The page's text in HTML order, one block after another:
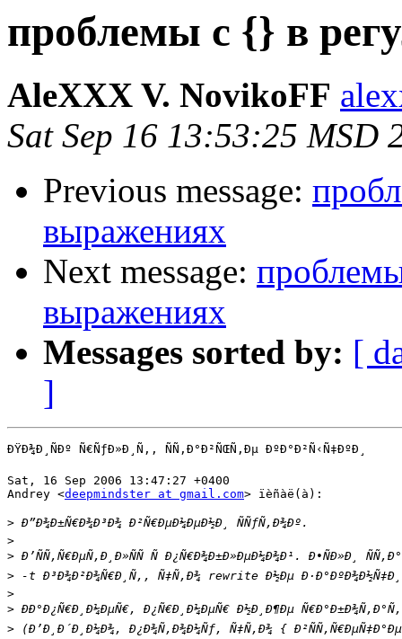
проблемы с {} в
AleXXX V. NovikoFF
Sat Sep 16 13:53:25 MSD
Previous message:
выражениях
Next message:
выражениях
Messages sorted by: [
]
ÐŸÐ¾Ð¸ÑÐº Ñ€ÑƒÐ»Ð¸Ñ‚, ÑÑ‚Ð°Ð²ÑŒÑ‚Ðµ ÐºÐ°Ð²Ñ‹Ñ‡ÐºÐ¸
Sat, 16 Sep 2006 13:47:27 +0400
Andrey <deepmindster at gmail.com> ïèñàë(à):
>
>
>
>
>
>
>